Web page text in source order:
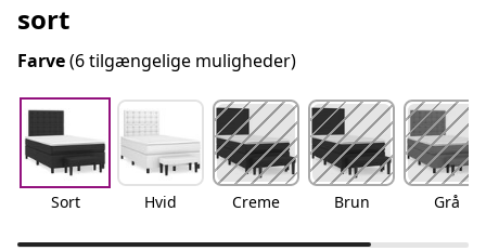
sort
Farve(6 tilgængelige muligheder)
Sort Hvid Creme Brun Grå